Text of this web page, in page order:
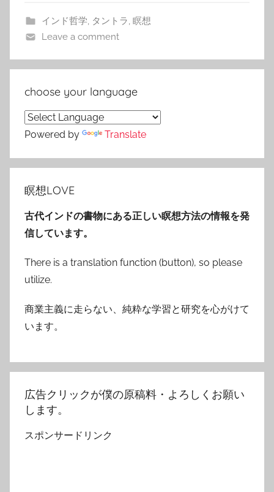
インド哲学, タントラ, 瞑想
Leave a comment
choose your language
Powered by Translate
瞑想LOVE
古代インドの書物にある正しい瞑想方法の情報を発
信しています。
There is a translation function (button), so please
utilize.
商業主義に走らない、純粋な学習と研究を心がけて
います。
広告クリックが僕の原稿料・よろしくお願い
します。
スポンサードリンク